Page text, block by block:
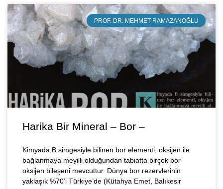
PROF. DR. MEHMET RAMAZANOĞLU
Harika Bir Mineral – Bor –
Kimyada B simgesiyle bilinen bor elementi, oksijen ile
bağlanmaya meyilli olduğundan tabiatta birçok bor-
oksijen bileşeni mevcuttur. Dünya bor rezervlerinin
yaklaşık %70’i Türkiye’de (Kütahya Emet, Balıkesir